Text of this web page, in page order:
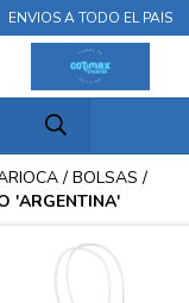
ENVIOS A TODO EL PAIS
/ BOLSAS /
'ARGENTINA'